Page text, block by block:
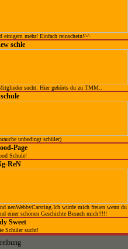
einigem mehr! Einfach reinschein!^^
schle
sucht. Hier gehörts du zu TMM..
unbedingt schüler)
Page
Schule!
ReN
nenWebbyCarsting.Ich würde mich freuen wenn du
einer schönen Geschichte Besuch mich!!!!!
Sweet
Schüler sucht!